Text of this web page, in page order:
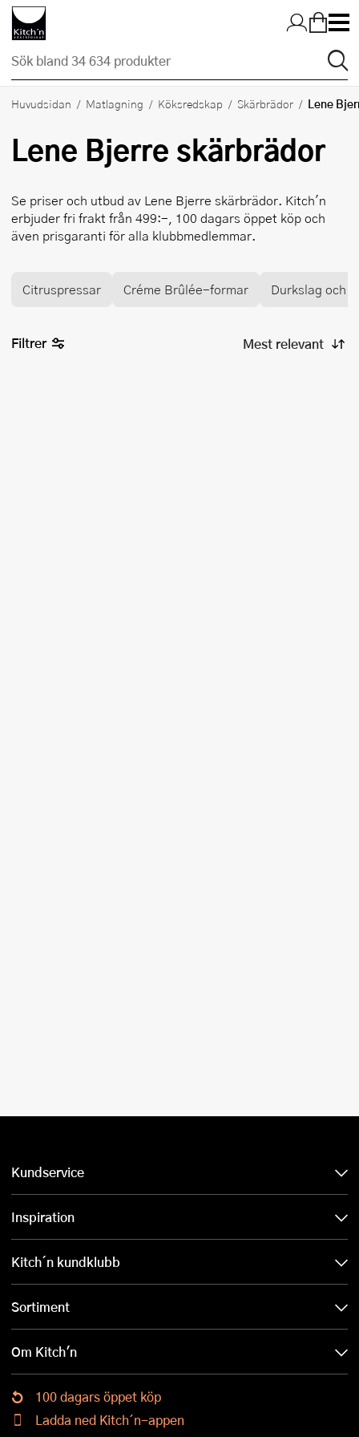
Hopp till huvudinnehållet
Huvudsidan Matlagning Köksredskap Skärbrädor Lene
Lene Bjerre skärbrädor
Se priser och utbud av Lene Bjerre skärbrädor. Kitch'n
erbjuder fri frakt från 499:-, 100 dagars öppet köp och
även prisgaranti för alla klubbmedlemmar.
Citruspressar Créme Brûlée-formar Durkslag och
Filtrer
Kundservice
Inspiration
Kitch´n kundklubb
Sortiment
Om Kitch'n
100 dagars öppet köp
Ladda ned Kitch´n-appen